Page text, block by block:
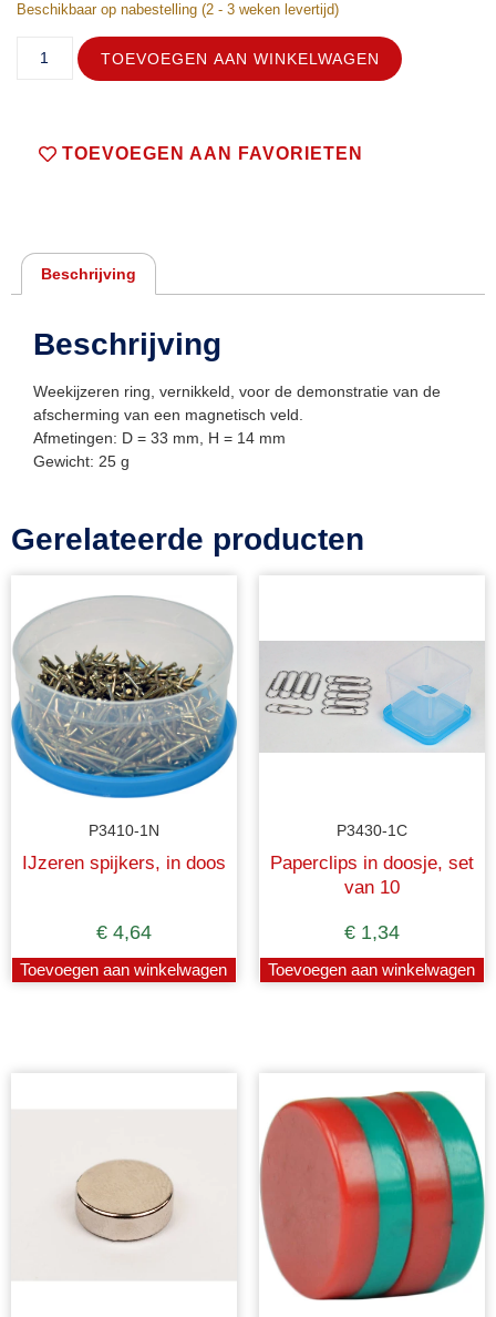
Beschikbaar op nabestelling (2 - 3 weken levertijd)
TOEVOEGEN AAN WINKELWAGEN
TOEVOEGEN AAN FAVORIETEN
Beschrijving
Beschrijving
Weekijzeren ring, vernikkeld, voor de demonstratie van de
afscherming van een magnetisch veld.
Afmetingen: D = 33 mm, H = 14 mm
Gewicht: 25 g
Gerelateerde producten
P3410-1N
IJzeren spijkers, in doos
€ 4,64
Toevoegen aan winkelwagen
P3430-1C
Paperclips in doosje, set
van 10
€ 1,34
Toevoegen aan winkelwagen